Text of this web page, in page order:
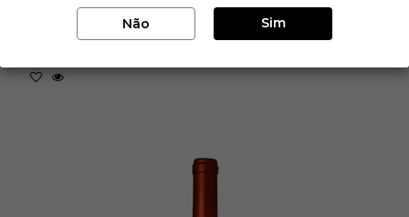
Adicionar ao carrinho
Não Sim